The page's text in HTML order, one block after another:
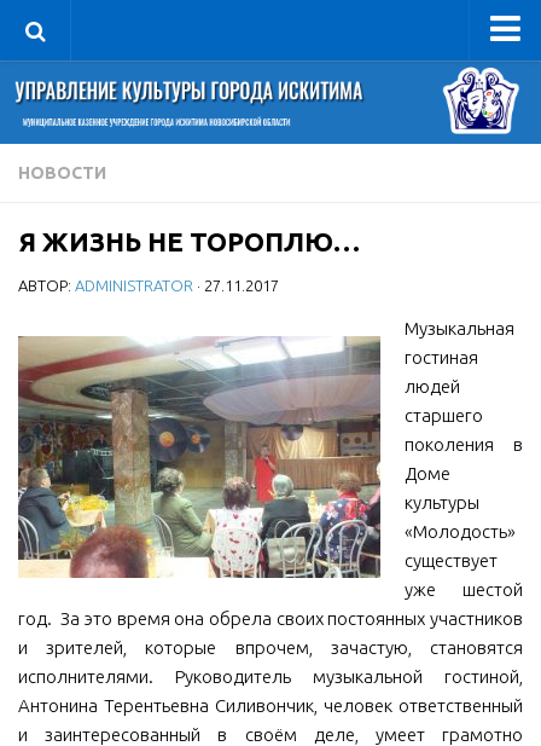
Управление
Руководитель
Сведения об организации
Книга почета культуры
Фотогалерея
Учредительные документы
Правовая база
Противодействие коррупции
Отчеты о деятельности
Учреждения культуры
МБУ Дом культуры «Молодость»
МБУ Дом культуры «Октябрь»
МБОУ ДО «Детская школа искусств»
МБУК «Искитимский городской историко-художественный
НОВОСТИ
Я ЖИЗНЬ НЕ ТОРОПЛЮ…
АВТОР: ADMINISTRATOR · 27.11.2017
Музыкальная
гостиная
людей
старшего
поколения в
Доме
культуры
«Молодость»
существует
уже шестой
год. За это время она обрела своих постоянных участников
и зрителей, которые впрочем, зачастую, становятся
исполнителями. Руководитель музыкальной гостиной,
Антонина Терентьевна Силивончик, человек ответственный
и заинтересованный в своём деле, умеет грамотно